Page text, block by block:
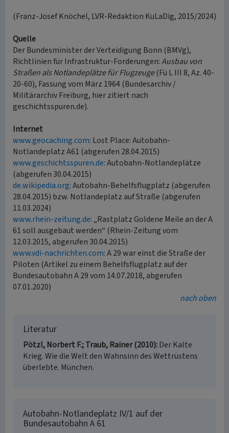
(Franz-Josef Knöchel, LVR-Redaktion KuLaDig, 2015/2024)
Quelle
Der Bundesminister der Verteidigung Bonn (BMVg),
Richtlinien für Infrastruktur-Forderungen:Ausbau von
Straßen als Notlandeplätze für Flugzeuge(Fü L III 8, Az. 40-
20-60), Fassung vom März 1964 (Bundesarchiv /
Militärarchiv Freiburg, hier zitiert nach
geschichtsspuren.de).
Internet
www.geocaching.com: Lost Place: Autobahn-
Notlandeplatz A61 (abgerufen 28.04.2015)
www.geschichtsspuren.de: Autobahn-Notlandeplätze
(abgerufen 30.04.2015)
de.wikipedia.org: Autobahn-Behelfsflugplatz (abgerufen
28.04.2015) bzw. Notlandeplatz auf Straße (abgerufen
11.03.2024)
www.rhein-zeitung.de: „Rastplatz Goldene Meile an der A
61 soll ausgebaut werden“ (Rhein-Zeitung vom
12.03.2015, abgerufen 30.04.2015)
www.vdi-nachrichten.com: A 29 war einst die Straße der
Piloten (Artikel zu einem Behelfsflugplatz auf der
Bundesautobahn A 29 vom 14.07.2018, abgerufen
07.01.2020)
nach oben
Literatur
Pötzl, Norbert F.; Traub, Rainer (2010) Der Kalte
Krieg. Wie die Welt den Wahnsinn des Wettrüstens
überlebte. München.
Autobahn-Notlandeplatz IV/1 auf der
Bundesautobahn A 61